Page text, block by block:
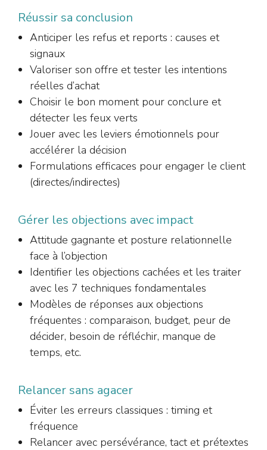
Réussir sa conclusion
Anticiper les refus et reports : causes et
signaux
Valoriser son offre et tester les intentions
réelles d’achat
Choisir le bon moment pour conclure et
détecter les feux verts
Jouer avec les leviers émotionnels pour
accélérer la décision
Formulations efficaces pour engager le client
(directes/indirectes)
Gérer les objections avec impact
Attitude gagnante et posture relationnelle
face à l’objection
Identifier les objections cachées et les traiter
avec les 7 techniques fondamentales
Modèles de réponses aux objections
fréquentes : comparaison, budget, peur de
décider, besoin de réfléchir, manque de
temps, etc.
Relancer sans agacer
Éviter les erreurs classiques : timing et
fréquence
Relancer avec persévérance, tact et prétextes